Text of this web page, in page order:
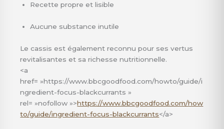
Recette propre et lisible
Aucune substance inutile
Le cassis est également reconnu pour ses vertus
revitalisantes et sa richesse nutritionnelle.
<a
href= »https://www.bbcgoodfood.com/howto/guide/i
ngredient-focus-blackcurrants »
rel= »nofollow »>https://www.bbcgoodfood.com/how
to/guide/ingredient-focus-blackcurrants</a>